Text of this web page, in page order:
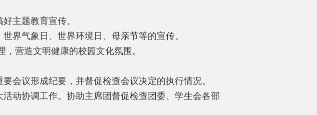
主题教育宣传。
界气象日、世界环境日、母亲节等的宣传。
营造文明健康的校园文化氛围。
会议形成纪要，并督促检查会议决定的执行情况。
动协调工作。协助主席团督促检查团委、学生会各部